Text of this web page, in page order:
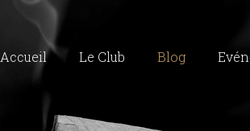
Accueil Le Club Blog